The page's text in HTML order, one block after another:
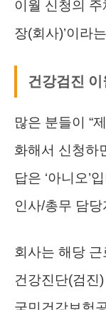
이월 신청의 주
장(회사)’이라
건강검진
많은 분들이 “
화해서 신청하
답은 ‘아니오’
인사/총무 담
회사는 해당 근
건강진단(검진